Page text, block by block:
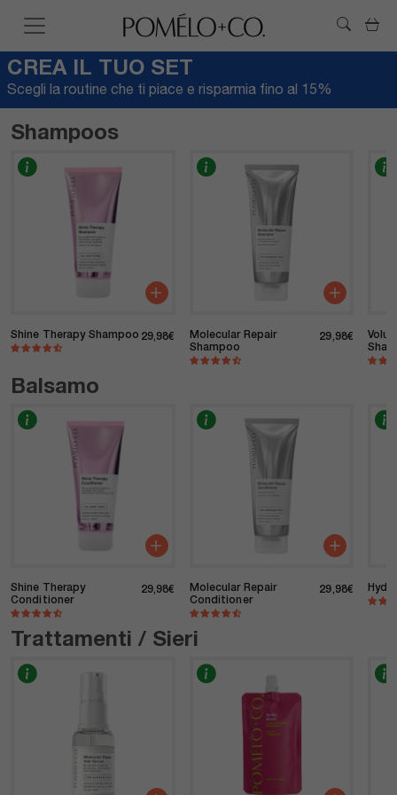
Read
the
Privacy
Policy
CREA IL TUO SET
Scegli la routine che ti piace e risparmia fino al 15%
Shampoos
Shine Therapy Shampoo Prezzo di listino
29,98€
Molecular Repair
Shampoo
Prezzo
29,98€
Balsamo
Shine Therapy
Conditioner
Prezzo di listino
29,98€
Molecular Repair
Conditioner
Prezzo
29,98€
Trattamenti / Sieri